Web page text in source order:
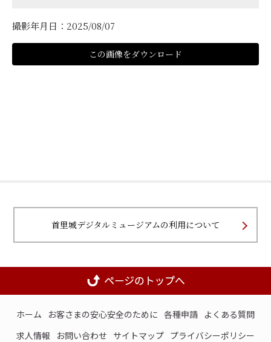
撮影年月日：2025/08/07
この画像をダウンロード
首里城デジタルミュージアムの利用について
ホーム お客さまの安心安全のために 各種申請 よくある質問
求人情報
お問い合わせ サイトマップ プライバシーポリシー